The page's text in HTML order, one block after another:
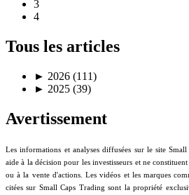
3
4
Tous les articles
► 2026 (111)
► 2025 (39)
Avertissement
Les informations et analyses diffusées sur le site
aide à la décision pour les investisseurs et ne
ou à la vente d'actions. Les vidéos et les marques
citées sur Small Caps Trading sont la propriété